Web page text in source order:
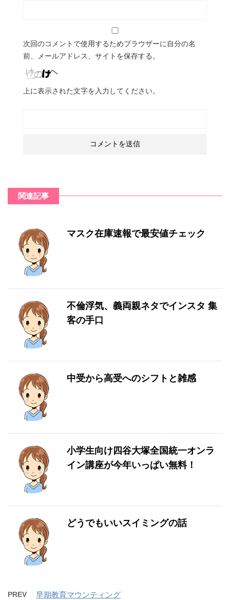
次回のコメントで使用するためブラウザーに自分の名
前、メールアドレス、サイトを保存する。
上に表示された文字を入力してください。
関連記事
マスク在庫速報で最安値チェック
不倫浮気、義両親ネタでインスタ 集
客の手口
中受から高受へのシフトと雑感
小学生向け四谷大塚全国統一オンラ
イン講座が今年いっぱい無料！
どうでもいいスイミングの話
PREV 早期教育マウンティング